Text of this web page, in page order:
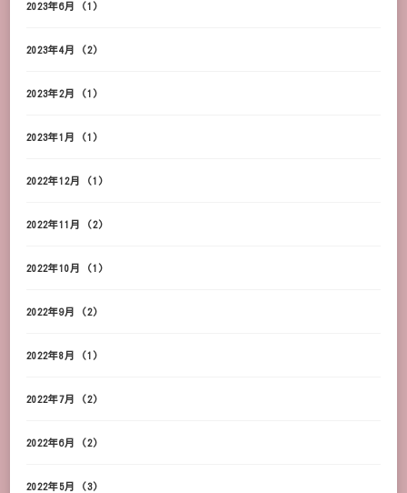
2023年6月 (1)
2023年4月 (2)
2023年2月 (1)
2023年1月 (1)
2022年12月 (1)
2022年11月 (2)
2022年10月 (1)
2022年9月 (2)
2022年8月 (1)
2022年7月 (2)
2022年6月 (2)
2022年5月 (3)